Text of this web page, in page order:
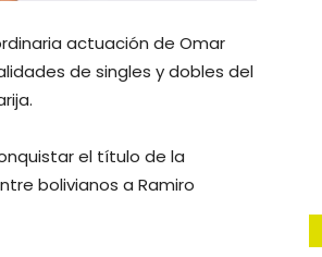
actuación de Omar
de singles y dobles del
el título de la
bolivianos a Ramiro